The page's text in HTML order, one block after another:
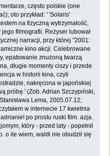
często polskie (one
oto przykład: ' 'Solaris'
na fizyczną wytrzymałość,
filmografii. Reżyser lubował
narracji, przy której "2001:
kino akcji. Celebrowane
epatowanie znużoną twarzą
długie momenty ciszy i przede
w historii kina, czyli
nakręcona w japońskiej
próbę.' (Zob. Adrian Szczypiński,
Lema, 2005.07.12;
w internecie 17 kwietnia
po prostu ruski film. azja.
który - przed laty - popełnił
o ile wiem, waldi nie obudził się